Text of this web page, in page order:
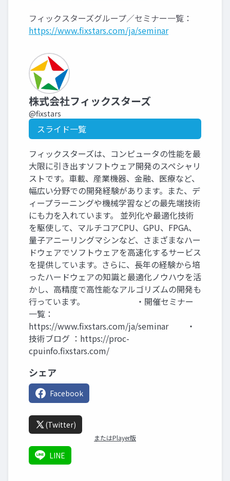
フィックスターズグループ／セミナー一覧：
https://www.fixstars.com/ja/seminar
株式会社フィックスターズ
@fixstars
スライド一覧
フィックスターズは、コンピュータの性能を最
大限に引き出すソフトウェア開発のスペシャリ
ストです。車載、産業機器、金融、医療など、
幅広い分野での開発経験があります。また、デ
ィープラーニングや機械学習などの最先端技術
にも力を入れています。 並列化や最適化技術
を駆使して、マルチコアCPU、GPU、FPGA、
量子アニーリングマシンなど、さまざまなハー
ドウェアでソフトウェアを高速化するサービス
を提供しています。さらに、長年の経験から培
ったハードウェアの知識と最適化ノウハウを活
かし、高精度で高性能なアルゴリズムの開発も
行っています。 ・開催セミナー
一覧：
https://www.fixstars.com/ja/seminar ・
技術ブログ ：https://proc-
cpuinfo.fixstars.com/
シェア
Facebook
(Twitter)
またはPlayer版
LINE